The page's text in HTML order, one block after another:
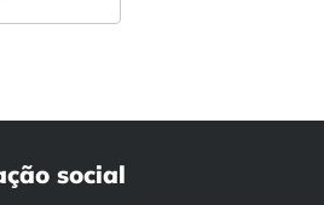
social